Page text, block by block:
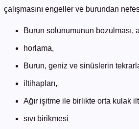
çalışmasını engeller ve burundan
Burun solunumunun bozulması,
horlama,
Burun, geniz ve sinüslerin
iltihapları,
Ağır işitme ile birlikte orta kulak
sıvı birikmesi